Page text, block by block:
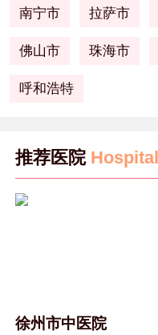
南宁市 拉萨市
佛山市 珠海市
呼和浩特
推荐医院 Hospital
徐州市中医院